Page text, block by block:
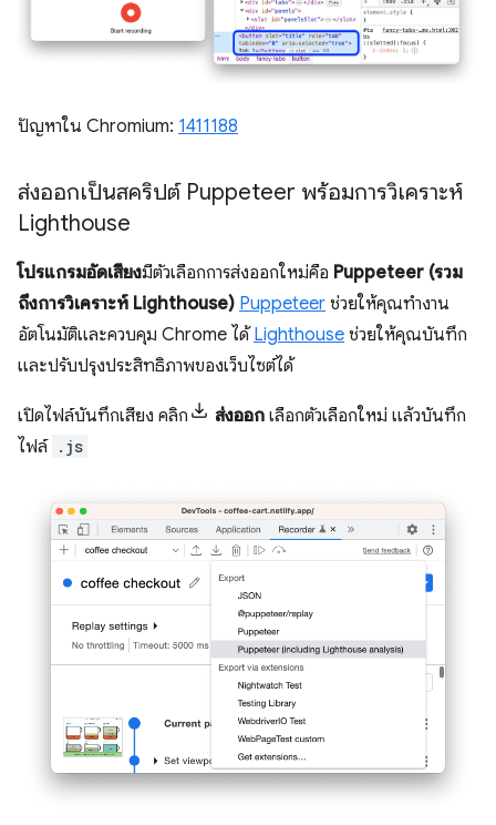
ปัญหาใน Chromium: 1411188
ส่งออกเป็นสคริปต์ Puppeteer พร้อมการวิเคราะห์
Lighthouse
โปรแกรมอัดเสียงมีตัวเลือกการส่งออกใหม่คือ Puppeteer (รวม
ถึงการวิเคราะห์ Lighthouse) Puppeteer ช่วยให้คุณทำงาน
อัตโนมัติและควบคุม Chrome ได้ Lighthouse ช่วยให้คุณบันทึก
และปรับปรุงประสิทธิภาพของเว็บไซต์ได้
เปิดไฟล์บันทึกเสียง คลิก ส่งออก เลือกตัวเลือกใหม่ แล้วบันทึก
ไฟล์ .js